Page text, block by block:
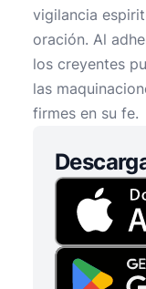
vigilancia
oración. Al
los creyentes
las
firmes en su fe.